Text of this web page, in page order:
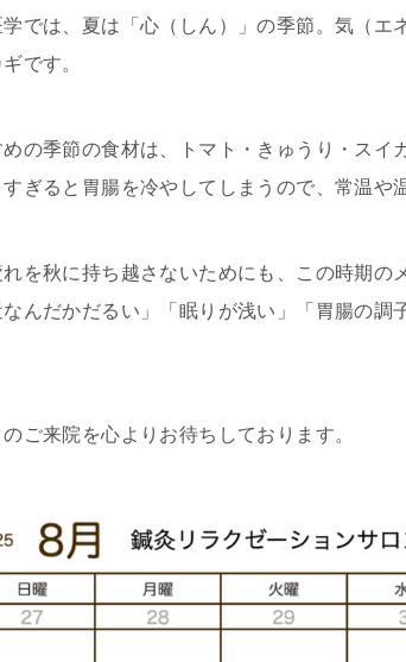
では、夏は「心（しん）」の季節。気（
です。
めの季節の食材は、トマト・きゅうり・ス
すぎると胃腸を冷やしてしまうので、常温や
を秋に持ち越さないためにも、この時期の
なんだかだるい」「眠りが浅い」「胃腸の
ご来院を心よりお待ちしております。